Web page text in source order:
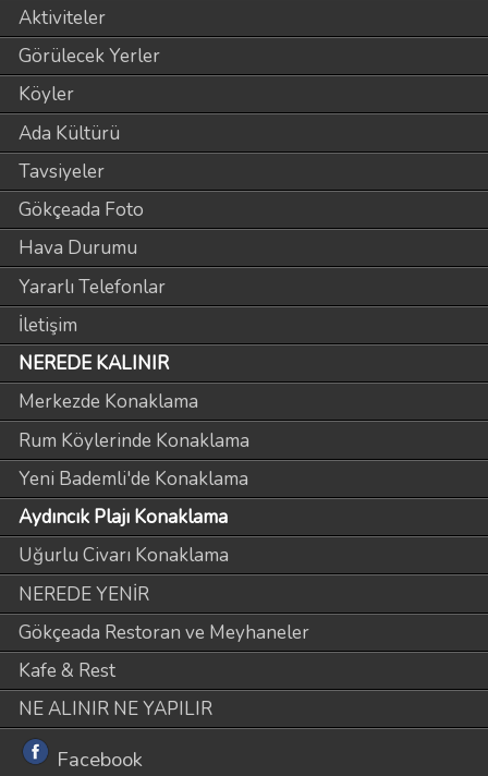
Aktiviteler
Görülecek Yerler
Köyler
Ada Kültürü
Tavsiyeler
Gökçeada Foto
Hava Durumu
Yararlı Telefonlar
İletişim
NEREDE KALINIR
Merkezde Konaklama
Rum Köylerinde Konaklama
Yeni Bademli'de Konaklama
Aydıncık Plajı Konaklama
Uğurlu Civarı Konaklama
NEREDE YENİR
Gökçeada Restoran ve Meyhaneler
Kafe & Rest
NE ALINIR NE YAPILIR
Facebook